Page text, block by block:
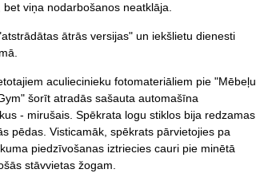
viņa nodarbošanos neatklāja.
ātrās versijas" un iekšlietu dienesti
aculiecinieku fotomateriāliem pie "Mēbeļu
šorīt atradās sašauta automašīna
- mirušais. Spēkrata logu stiklos bija redzamas
pēdas. Visticamāk, spēkrats pārvietojies pa
piedzīvošanas iztriecies cauri pie minētā
stāvvietas žogam.